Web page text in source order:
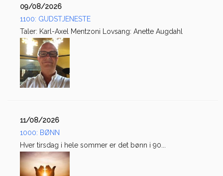
09/08/2026
1100: GUDSTJENESTE
Taler: Karl-Axel Mentzoni Lovsang: Anette Augdahl
11/08/2026
1000: BØNN
Hver tirsdag i hele sommer er det bønn i 90...